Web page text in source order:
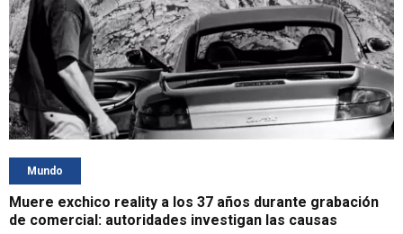
Mundo
Muere exchico reality a los 37 años durante grabación
de comercial: autoridades investigan las causas